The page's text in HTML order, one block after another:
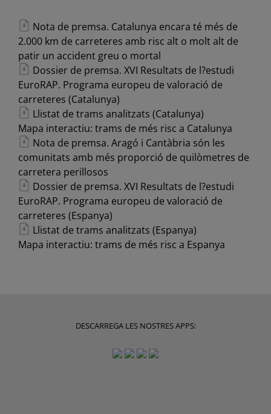
Nota de premsa. Catalunya encara té més de
2.000 km de carreteres amb risc alt o molt alt de
patir un accident greu o mortal
Dossier de premsa. XVI Resultats de l?estudi
EuroRAP. Programa europeu de valoració de
carreteres (Catalunya)
Llistat de trams analitzats (Catalunya)
Mapa interactiu: trams de més risc a Catalunya
Nota de premsa. Aragó i Cantàbria són les
comunitats amb més proporció de quilòmetres de
carretera perillosos
Dossier de premsa. XVI Resultats de l?estudi
EuroRAP. Programa europeu de valoració de
carreteres (Espanya)
Llistat de trams analitzats (Espanya)
Mapa interactiu: trams de més risc a Espanya
DESCARREGA LES NOSTRES APPS: